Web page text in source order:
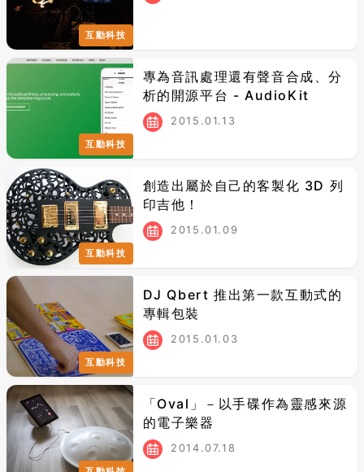
互動科技
互動科技
專為音訊處理還有聲音合成、分
析的開源平台 - AudioKit
2015.01.13
互動科技
創造出屬於自己的客製化 3D 列
印吉他！
2015.01.09
互動科技
DJ Qbert 推出第一款互動式的
專輯包裝
2015.01.03
「Oval」－以手碟作為靈感來源
的電子樂器
2014.07.18